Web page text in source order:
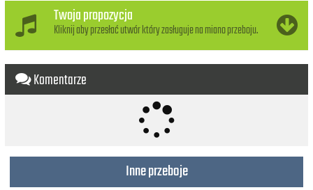
Twoja propozycja
Kliknij aby przesłać utwór który zasługuje na miano przeboju.
Komentarze
Inne przeboje